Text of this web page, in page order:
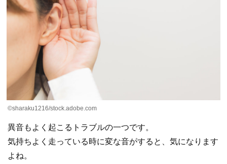
©sharaku1216/stock.adobe.com
異音もよく起こるトラブルの一つです。
気持ちよく走っている時に変な音がすると、気になります
よね。